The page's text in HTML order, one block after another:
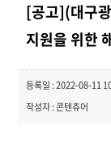
[공고](대구
지원을 위한
등록일 : 2022-08-11
작성자 : 콘텐츄어